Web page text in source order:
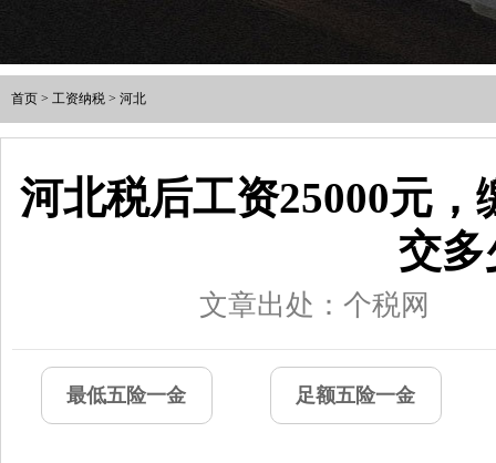
首页 > 工资纳税 > 河北
河北税后工资25000元
交多
文章出处：个税网
最低五险一金 足额五险一金